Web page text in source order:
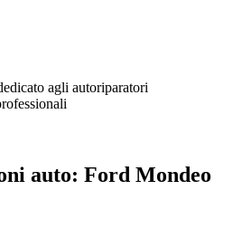
agli autoriparatori
auto: Ford Mondeo